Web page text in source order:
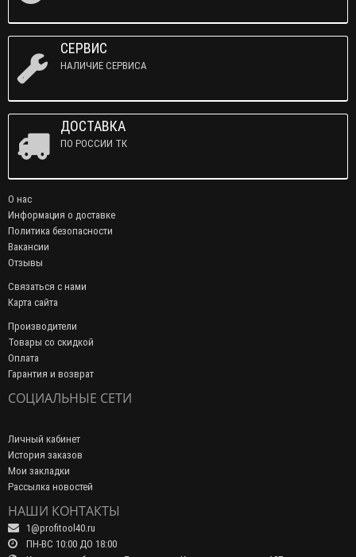
СЕРВИС
НАЛИЧИЕ СЕРВИСА
ДОСТАВКА
ПО РОССИИ ТК
О нас
Информация о доставке
Политика безопасности
Вакансии
Отзывы
Связаться с нами
Карта сайта
Производители
Товары со скидкой
Оплата
Гарантия и возврат
СОЦИАЛЬНЫЕ СЕТИ
Личный кабинет
История заказов
Мои закладки
Рассылка новостей
НАШИ КОНТАКТЫ
1@profitool40.ru
ПН-ВС 10:00 ДО 18:00